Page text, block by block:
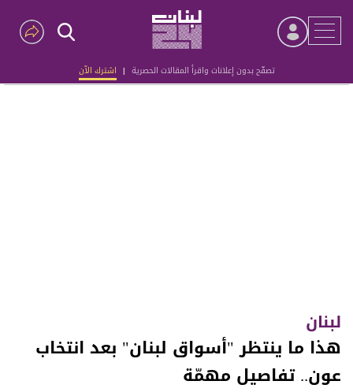
تصفّح بدون إعلانات واقرأ المقالات الحصرية | اشترك الآن
Advertisement
لبنان
هذا ما ينتظر "أسواق لبنان" بعد انتخاب
عون.. تفاصيل مهمّة